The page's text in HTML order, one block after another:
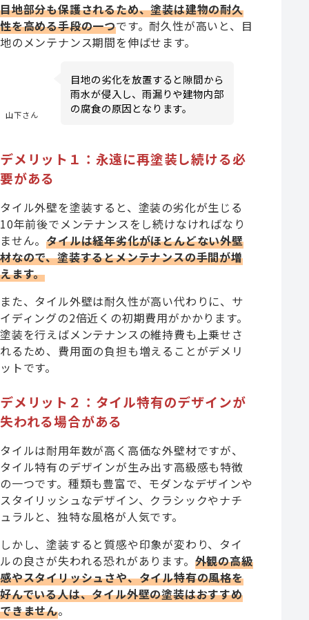
目地部分も保護されるため、塗装は建物の耐久
性を高める手段の一つです。耐久性が高いと、目
地のメンテナンス期間を伸ばせます。
山下さん
目地の劣化を放置すると隙間から
雨水が侵入し、雨漏りや建物内部
の腐食の原因となります。
デメリット１：永遠に再塗装し続ける必
要がある
タイル外壁を塗装すると、塗装の劣化が生じる
10年前後でメンテナンスをし続けなければなり
ません。タイルは経年劣化がほとんどない外壁
材なので、塗装するとメンテナンスの手間が増
えます。
また、タイル外壁は耐久性が高い代わりに、サ
イディングの2倍近くの初期費用がかかります。
塗装を行えばメンテナンスの維持費も上乗せさ
れるため、費用面の負担も増えることがデメリ
ットです。
デメリット２：タイル特有のデザインが
失われる場合がある
タイルは耐用年数が高く高価な外壁材ですが、
タイル特有のデザインが生み出す高級感も特徴
の一つです。種類も豊富で、モダンなデザインや
スタイリッシュなデザイン、クラシックやナチ
ュラルと、独特な風格が人気です。
しかし、塗装すると質感や印象が変わり、タイ
ルの良さが失われる恐れがあります。 外観の高級
感やスタイリッシュさや、タイル特有の風格を
好んでいる人は、タイル外壁の塗装はおすすめ
できません。